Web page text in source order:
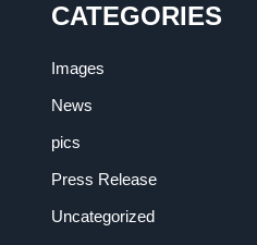
CATEGORIES
Images
News
pics
Press Release
Uncategorized